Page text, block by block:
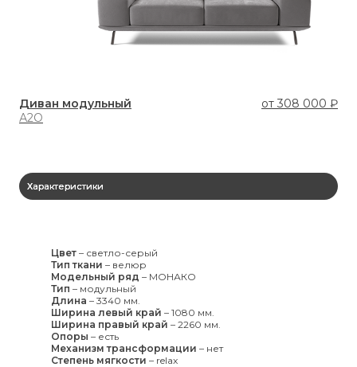
Диван модульный от 308 000 ₽
А2О
Характеристики
Цвет – светло-серый
Тип ткани – велюр
Модельный ряд – МОНАКО
Тип – модульный
Длина – 3340 мм.
Ширина левый край – 1080 мм.
Ширина правый край – 2260 мм.
Опоры – есть
Механизм трансформации – нет
Степень мягкости – relax